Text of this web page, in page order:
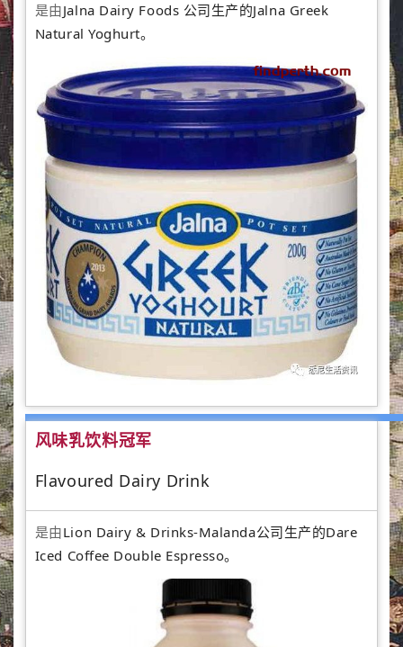
是由Jalna Dairy Foods 公司生产的Jalna Greek
Natural Yoghurt。
风味乳饮料冠军
Flavoured Dairy Drink
是由Lion Dairy & Drinks-Malanda公司生产的Dare
Iced Coffee Double Espresso。